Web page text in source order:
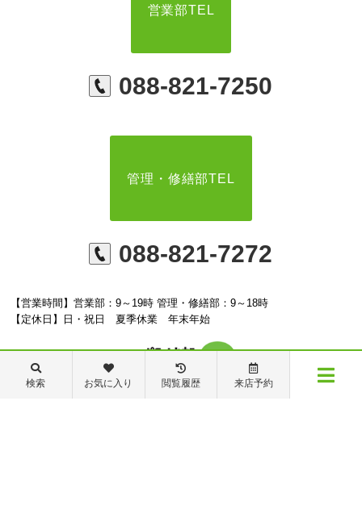
営業部TEL
088-821-7250
管理・修繕部TEL
088-821-7272
【営業時間】営業部：9～19時 管理・修繕部：9～18時
【定休日】日・祝日 夏季休業 年末年始
検索 お気に入り 閲覧履歴 来店予約